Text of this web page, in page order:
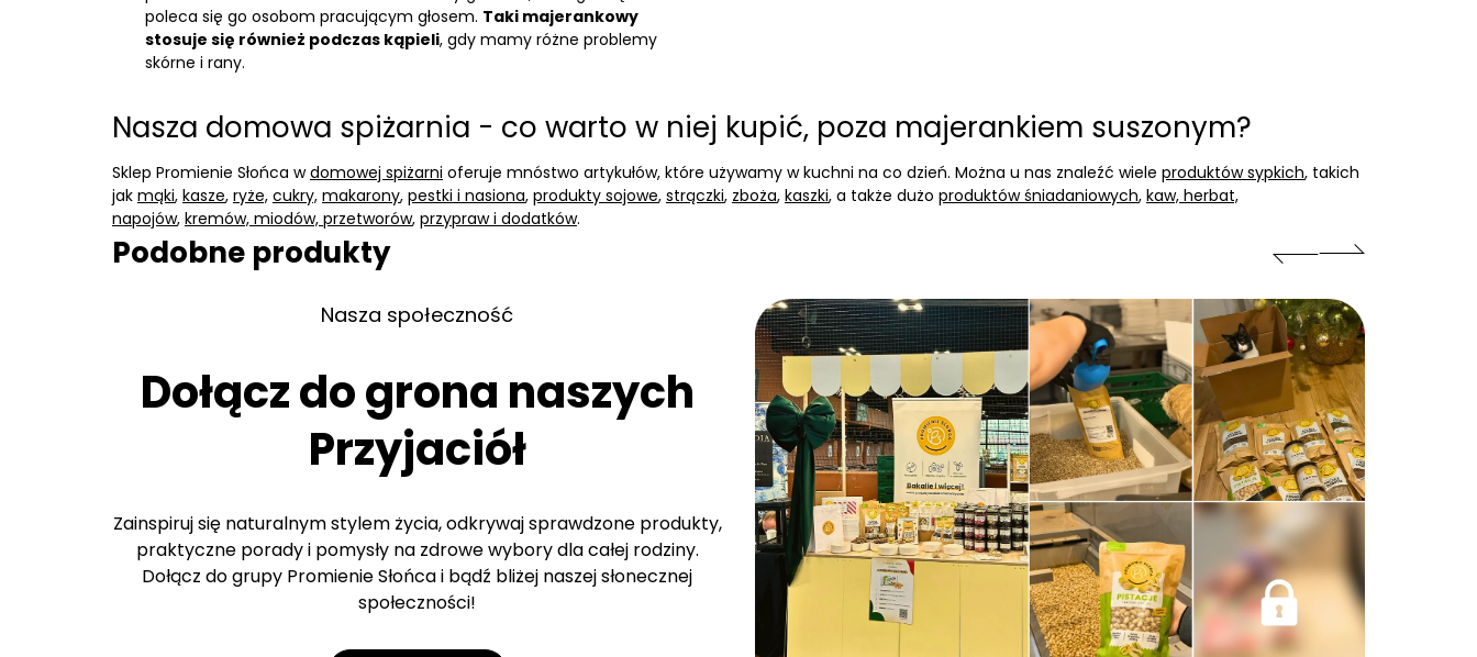
poleca się go osobom pracującym głosem. Taki majerankowy
stosuje się również podczas kąpieli, gdy mamy różne problemy
skórne i rany.
Nasza domowa spiżarnia - co warto w niej kupić, poza majerankiem suszonym?
Sklep Promienie Słońca wdomowej spiżarni oferuje mnóstwo artykułów, które używamy w kuchni na co dzień. Można u nas znaleźć wiele produktów sypkich, takich
jak mąki, kasze, ryże, cukry, makarony, pestki i nasiona, produkty sojowe, strączki, zboża, kaszki, a także dużo produktów śniadaniowych, kaw, herbat,
napojów, kremów, miodów, przetworów, przypraw i dodatków.
Podobne produkty
Nasza społeczność
Dołącz do grona naszych
Przyjaciół
Zainspiruj się naturalnym stylem życia, odkrywaj sprawdzone produkty,
praktyczne porady i pomysły na zdrowe wybory dla całej rodziny.
Dołącz do grupy Promienie Słońca i bądź bliżej naszej słonecznej
społeczności!